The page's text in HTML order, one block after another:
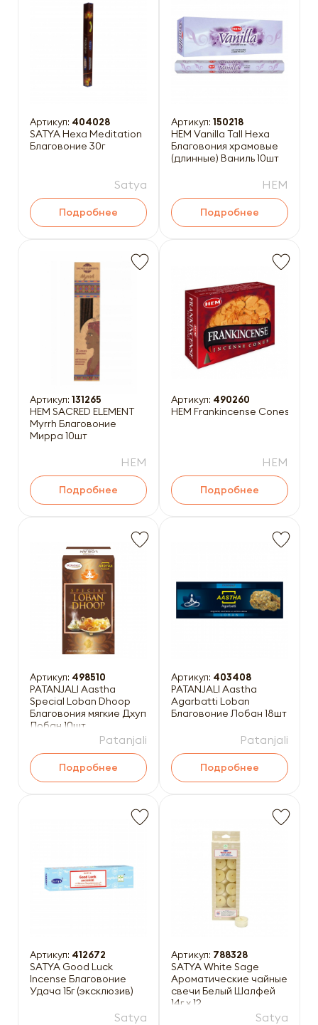
Артикул: 404028
SATYA Hexa Meditation
Благовоние 30г
Satya
Подробнее
Артикул: 150218
HEM Vanilla Tall Hexa
Благовония храмовые
(длинные) Ваниль 10шт
HEM
Подробнее
Артикул: 131265
HEM SACRED ELEMENT
Myrrh Благовоние
Мирра 10шт
HEM
Подробнее
Артикул: 490260
HEM Frankincense Cones
HEM
Подробнее
Артикул: 498510
PATANJALI Aastha
Special Loban Dhoop
Благовония мягкие Дхуп
Лобан 10шт
Patanjali
Подробнее
Артикул: 403408
PATANJALI Aastha
Agarbatti Loban
Благовоние Лобан 18шт
Patanjali
Подробнее
Артикул: 412672
SATYA Good Luck
Incense Благовоние
Удача 15г (эксклюзив)
Satya
Артикул: 788328
SATYA White Sage
Ароматические чайные
свечи Белый Шалфей
14г x 12
Satya